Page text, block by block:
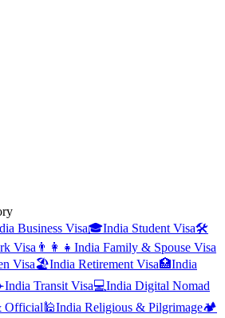
Business Visa🎓India Student Visa🛠️
Visa 👨‍👩‍👧 India Family & Spouse Visa
Visa🏖️India Retirement Visa🏥India
India Transit Visa💻India Digital Nomad
Official 🕌India Religious & Pilgrimage🏕️